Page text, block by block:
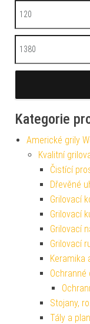
Minimální cena
Maximální cena
Kategorie
Americké grily
Kvalitní
Čistící
Dřevěné
Grilovací
Grilovací
Grilovací
Grilovací
Keramika
Ochranné
Stojany,
Tály a